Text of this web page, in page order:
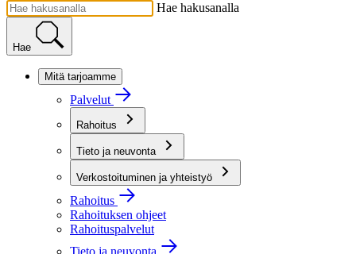
Hae hakusanalla
Hae
Mitä tarjoamme
Palvelut
Rahoitus
Tieto ja neuvonta
Verkostoituminen ja yhteistyö
Rahoitus
Rahoituksen ohjeet
Rahoituspalvelut
Tieto ja neuvonta